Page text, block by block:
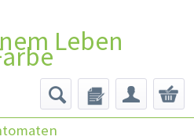
Leben